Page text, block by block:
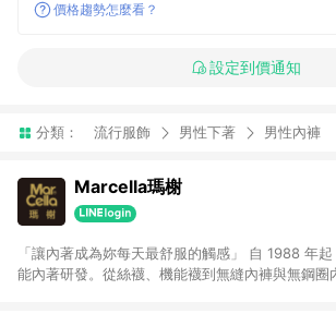
價格趨勢怎麼看？
設定到價通知
分類： 流行服飾 男性下著 男性內褲
Marcella瑪榭
「讓內著成為妳每天最舒服的觸感」 自 1988 年
能內著研發。從絲襪、機能襪到無縫內褲與無鋼圈